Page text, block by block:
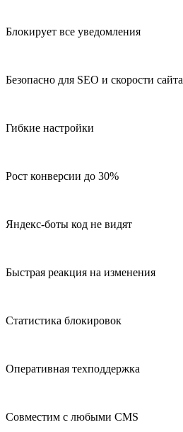
Блокирует все уведомления
Безопасно для SEO и скорости сайта
Гибкие настройки
Рост конверсии до 30%
Яндекс-боты код не видят
Быстрая реакция на изменения
Статистика блокировок
Оперативная техподдержка
Совместим с любыми CMS